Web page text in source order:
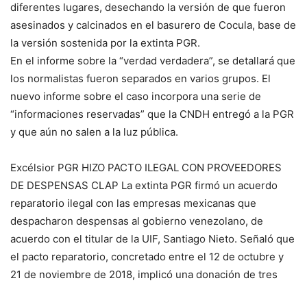
diferentes lugares, desechando la versión de que fueron
asesinados y calcinados en el basurero de Cocula, base de
la versión sostenida por la extinta PGR.
En el informe sobre la “verdad verdadera”, se detallará que
los normalistas fueron separados en varios grupos. El
nuevo informe sobre el caso incorpora una serie de
“informaciones reservadas” que la CNDH entregó a la PGR
y que aún no salen a la luz pública.
Excélsior PGR HIZO PACTO ILEGAL CON PROVEEDORES
DE DESPENSAS CLAP La extinta PGR firmó un acuerdo
reparatorio ilegal con las empresas mexicanas que
despacharon despensas al gobierno venezolano, de
acuerdo con el titular de la UIF, Santiago Nieto. Señaló que
el pacto reparatorio, concretado entre el 12 de octubre y
21 de noviembre de 2018, implicó una donación de tres